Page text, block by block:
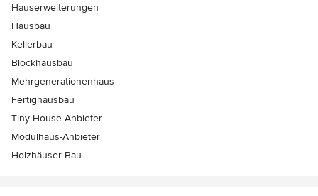
Hauserweiterungen
Hausbau
Kellerbau
Blockhausbau
Mehrgenerationenhaus
Fertighausbau
Tiny House Anbieter
Modulhaus-Anbieter
Holzhäuser-Bau